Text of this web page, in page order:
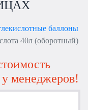
баллоны
40л (оборотный)
у менеджеров!